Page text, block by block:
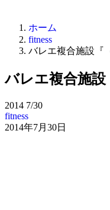
ホーム
fitness
バレエ複合施設『
バレエ複合施
2014 7/30
fitness
2014年7月30日